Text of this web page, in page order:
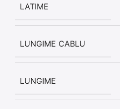
LATIME
LUNGIME CABLU
LUNGIME